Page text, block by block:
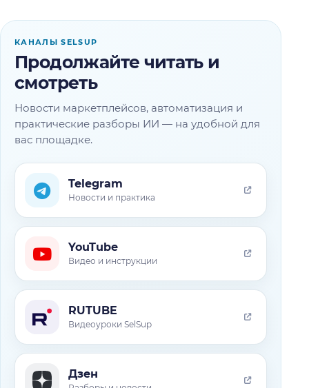
КАНАЛЫ SELSUP
Продолжайте читать и
смотреть
Новости маркетплейсов, автоматизация и
практические разборы ИИ — на удобной для
вас площадке.
Telegram
Новости и практика
YouTube
Видео и инструкции
RUTUBE
Видеоуроки SelSup
Дзен